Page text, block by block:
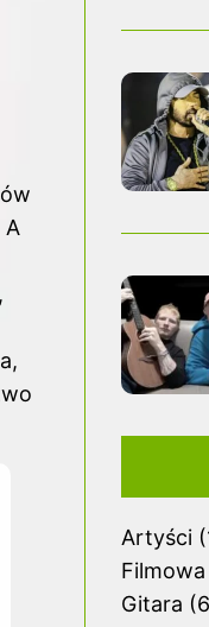
A
Artyści
Gitara